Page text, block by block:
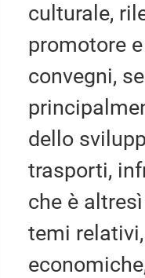
culturale,
promotore
convegni,
dello
trasporti,
che è
temi